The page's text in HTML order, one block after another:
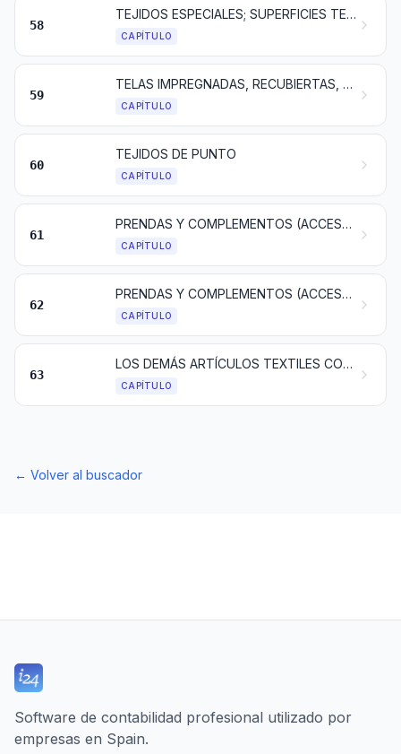
58
TEJIDOS ESPECIALES; SUPERFICIES TEXTILES CON MECHÓN INSERTADO; ENCAJES; TAPICERÍA; PASAMANERÍA; BORDADOS
CAPÍTULO
59
TELAS IMPREGNADAS, RECUBIERTAS, REVESTIDAS O ESTRATIFICADAS; ARTÍCULOS TÉCNICOS DE MATERIA TEXTIL
CAPÍTULO
60
TEJIDOS DE PUNTO
CAPÍTULO
61
PRENDAS Y COMPLEMENTOS (ACCESORIOS), DE VESTIR, DE PUNTO
CAPÍTULO
62
PRENDAS Y COMPLEMENTOS (ACCESORIOS), DE VESTIR, EXCEPTO LOS DE PUNTO
CAPÍTULO
63
LOS DEMÁS ARTÍCULOS TEXTILES CONFECCIONADOS; JUEGOS; PRENDERÍA Y TRAPOS
CAPÍTULO
← Volver al buscador
Software de contabilidad profesional utilizado por
empresas en Spain.